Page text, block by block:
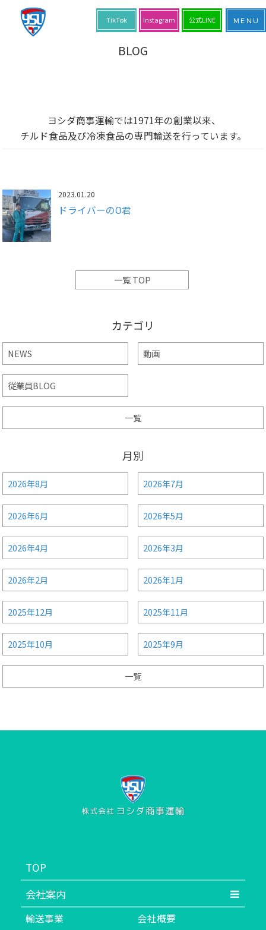
BLOG
ヨシダ商事運輸では1971年の創業以来、
チルド食品及び冷凍食品の専門輸送を行っています。
2023.01.20
ドライバーのO君
一覧 TOP
カテゴリ
NEWS 動画
従業員BLOG
一覧
月別
2026年8月 2026年7月
2026年6月 2026年5月
2026年4月 2026年3月
2026年2月 2026年1月
2025年12月 2025年11月
2025年10月 2025年9月
一覧
TOP
会社案内
輸送事業
会社概要
公式LINE
Instagram
TikTok